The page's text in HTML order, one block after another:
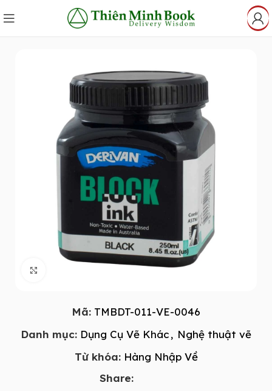
Mã: TMBDT-011-VE-0046
Danh mục: Dụng Cụ Vẽ Khác, Nghệ thuật vẽ
Từ khóa: Hàng Nhập Về
Share: